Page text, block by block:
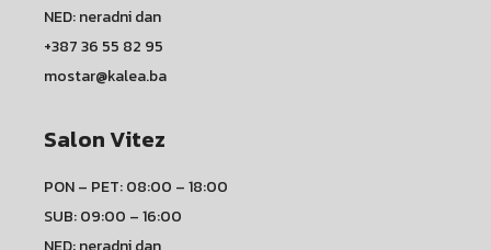
NED: neradni dan
+387 36 55 82 95
mostar@kalea.ba
Salon Vitez
PON – PET: 08:00 – 18:00
SUB: 09:00 – 16:00